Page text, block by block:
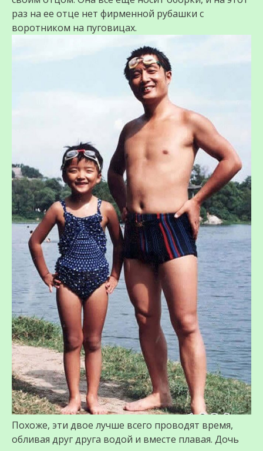
раз на ее отце нет фирменной рубашки с
воротником на пуговицах.
Похоже, эти двое лучше всего проводят время,
обливая друг друга водой и вместе плавая. Дочь